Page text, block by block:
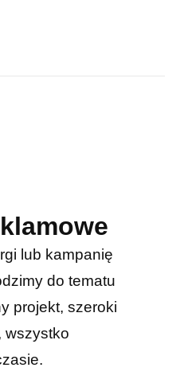
lub kampanię
do tematu
projekt, szeroki
wszystko